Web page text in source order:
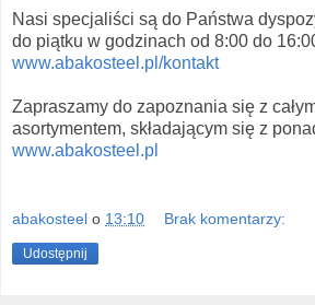
Nasi specjaliści są do Państwa
do piątku w godzinach od 8:00 do
www.abakosteel.pl/kontakt
Zapraszamy do zapoznania się z
asortymentem, składającym się z
www.abakosteel.pl
abakosteel o 13:10 Brak komentarzy:
Udostępnij